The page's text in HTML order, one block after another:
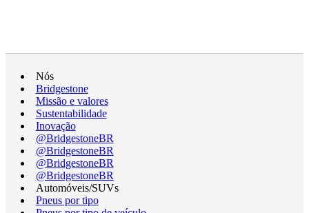
Nós
Bridgestone
Missão e valores
Sustentabilidade
Inovação
@BridgestoneBR
@BridgestoneBR
@BridgestoneBR
@BridgestoneBR
Automóveis/SUVs
Pneus por tipo